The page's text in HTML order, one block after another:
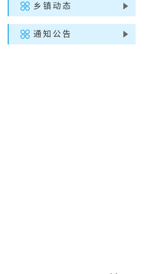
乡镇动态
通知公告